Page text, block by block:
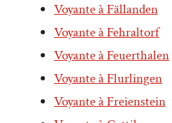
Voyante à Fällanden
Voyante à Fehraltorf
Voyante à Feuerthalen
Voyante à Flurlingen
Voyante à Freienstein